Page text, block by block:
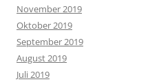
November 2019
Oktober 2019
September 2019
August 2019
Juli 2019